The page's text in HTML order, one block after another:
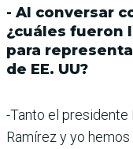
- Al conversar
¿cuáles fueron
para
de EE. UU?
-Tanto el presidente
Ramírez y yo